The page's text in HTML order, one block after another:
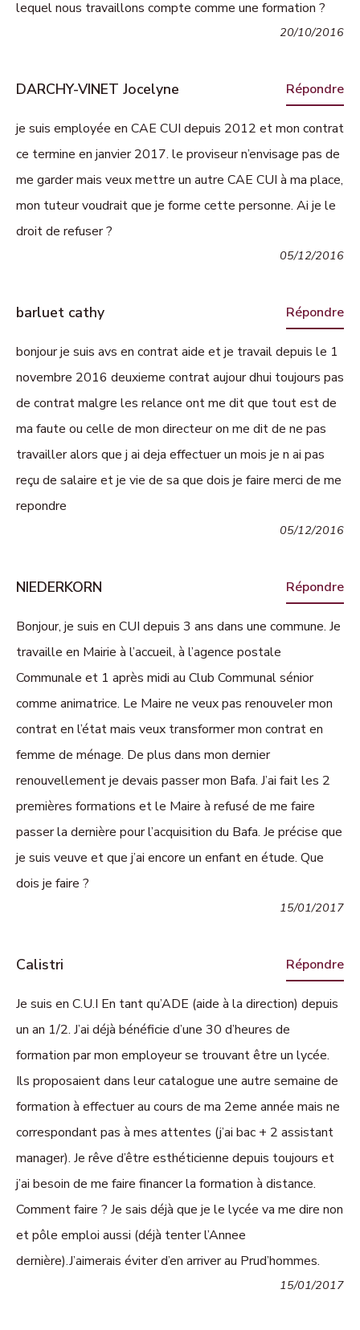
lequel nous travaillons compte comme une formation ?
20/10/2016
DARCHY-VINET Jocelyne Répondre
je suis employée en CAE CUI depuis 2012 et mon contrat
ce termine en janvier 2017. le proviseur n’envisage pas de
me garder mais veux mettre un autre CAE CUI à ma place,
mon tuteur voudrait que je forme cette personne. Ai je le
droit de refuser ?
05/12/2016
barluet cathy Répondre
bonjour je suis avs en contrat aide et je travail depuis le 1
novembre 2016 deuxieme contrat aujour dhui toujours pas
de contrat malgre les relance ont me dit que tout est de
ma faute ou celle de mon directeur on me dit de ne pas
travailler alors que j ai deja effectuer un mois je n ai pas
reçu de salaire et je vie de sa que dois je faire merci de me
repondre
05/12/2016
NIEDERKORN Répondre
Bonjour, je suis en CUI depuis 3 ans dans une commune. Je
travaille en Mairie à l’accueil, à l’agence postale
Communale et 1 après midi au Club Communal sénior
comme animatrice. Le Maire ne veux pas renouveler mon
contrat en l’état mais veux transformer mon contrat en
femme de ménage. De plus dans mon dernier
renouvellement je devais passer mon Bafa. J’ai fait les 2
premières formations et le Maire à refusé de me faire
passer la dernière pour l’acquisition du Bafa. Je précise que
je suis veuve et que j’ai encore un enfant en étude. Que
dois je faire ?
15/01/2017
Calistri Répondre
Je suis en C.U.I En tant qu’ADE (aide à la direction) depuis
un an 1/2. J’ai déjà bénéficie d’une 30 d’heures de
formation par mon employeur se trouvant être un lycée.
Ils proposaient dans leur catalogue une autre semaine de
formation à effectuer au cours de ma 2eme année mais ne
correspondant pas à mes attentes (j’ai bac + 2 assistant
manager). Je rêve d’être esthéticienne depuis toujours et
j’ai besoin de me faire financer la formation à distance.
Comment faire ? Je sais déjà que je le lycée va me dire non
et pôle emploi aussi (déjà tenter l’Annee
dernière).J’aimerais éviter d’en arriver au Prud’hommes.
15/01/2017